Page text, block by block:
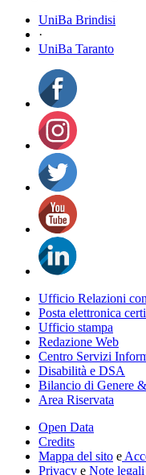
UniBa Brindisi
·
UniBa Taranto
Ufficio Relazioni
Posta elettronica
Ufficio stampa
Redazione Web
Centro Servizi
Disabilità e DSA
Bilancio di Genere
Area Riservata
Open Data
Credits
Mappa del sito e
Privacy e Note legali